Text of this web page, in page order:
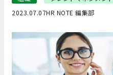
2023.07.07HR NOTE 編集部